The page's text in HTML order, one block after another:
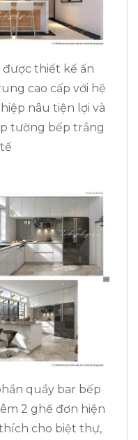
thiết kế ấn
cao cấp với hệ
nâu tiện lợi và
tường bếp trắng
quầy bar bếp
2 ghế đơn hiện
cho biệt thự,